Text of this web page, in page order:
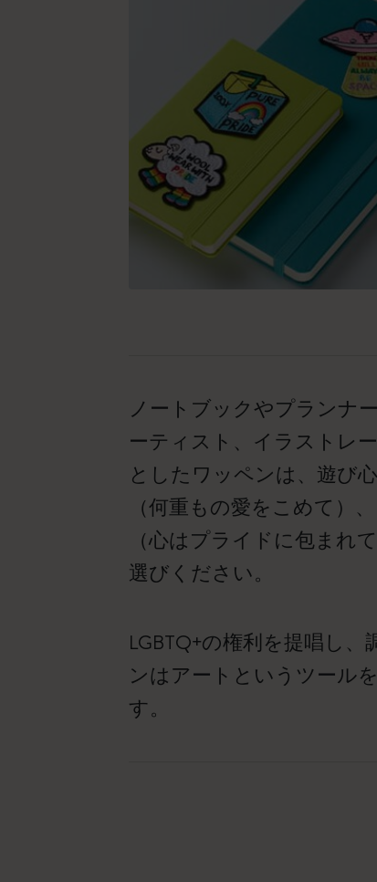
ノートブックやプランナ
ーティスト、イラストレ
としたワッペンは、遊び
（何重もの愛をこめて）
（心はプライドに包まれ
選びください。
LGBTQ+の権利を提唱し
ンはアートというツール
す。